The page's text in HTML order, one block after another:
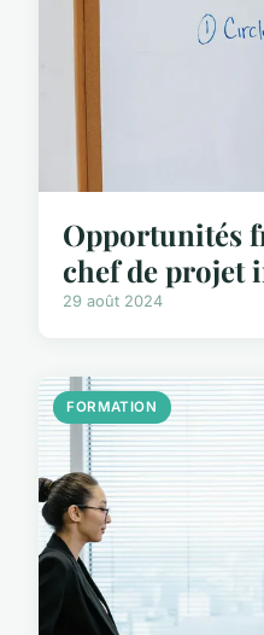
Opportunités
chef de projet
29 août 2024
FORMATION